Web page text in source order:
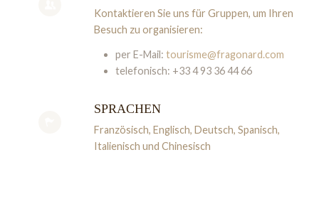
Kontaktieren Sie uns für Gruppen, um Ihren
Besuch zu organisieren:
per E-Mail: tourisme@fragonard.com
telefonisch: +33 4 93 36 44 66
SPRACHEN
Französisch, Englisch, Deutsch, Spanisch,
Italienisch und Chinesisch